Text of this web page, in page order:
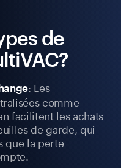
de
: Les
comme
facilitent les achats
de garde, qui
que la perte